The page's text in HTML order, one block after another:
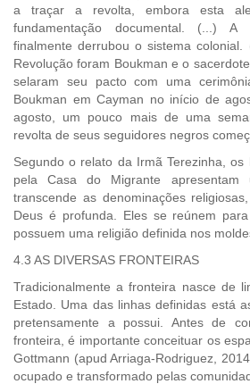
a traçar a revolta, embora esta
fundamentação documental. (...) A
finalmente derrubou o sistema
Revolução foram Boukman e o
selaram seu pacto com uma
Boukman em Cayman no início de
agosto, um pouco mais de uma
revolta de seus seguidores negros
Segundo o relato da Irmã Terezinha, os
pela Casa do Migrante apresentam
transcende as denominações
Deus é profunda. Eles se reúnem
possuem uma religião definida nos
4.3 AS DIVERSAS FRONTEIRAS
Tradicionalmente a fronteira nasce de
Estado. Uma das linhas definidas está
pretensamente a possui. Antes de
fronteira, é importante conceituar os
Gottmann (apud Arriaga-Rodriguez,
ocupado e transformado pelas